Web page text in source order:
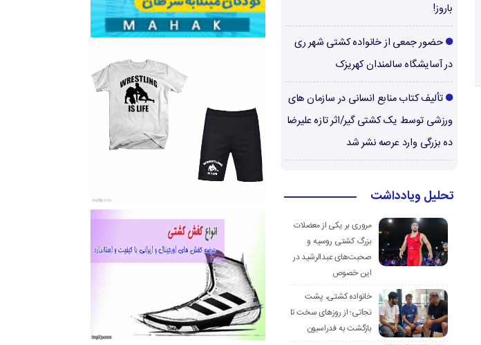
باروز!
حضور جمعی از خانواده کشتی شهر ری
در آسایشگاه سالمندان کهریزک
تألیف کتاب منابع انسانی در سازمان های
ورزشی توسط یک کشتی گیر/اثر تازه علیرضا
ده بزرگی وارد عرصه نشر شد
تحلیل ویادداشت
مروری بر یکی از معضلات
بزرگ کشتی روسیه و
صحبت‌های عبدالرشید در
این خصوص
خانواده کشتی، پشت
نجاتی؛ از روزهای سخت تا
بازگشت به فدراسیون